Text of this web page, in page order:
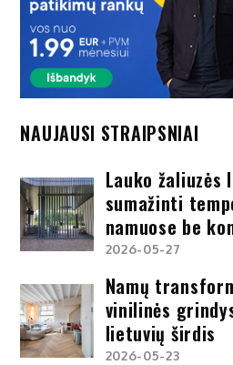
NAUJAUSI STRAIPSNIAI
Lauko žaliuzės
sumažinti
namuose be
2026-05-27
Namų
vinilinės
lietuvių širdis
2026-05-23